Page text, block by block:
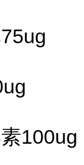
100ug